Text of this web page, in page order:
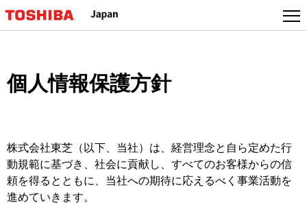
個人情報保護方針
株式会社東芝（以下、当社）は、経営理念と自ら定めた行
動規範に基づき、社会に貢献し、すべてのお客様からの信
頼を得るとともに、当社への期待に応えるべく事業活動を
進めていきます。